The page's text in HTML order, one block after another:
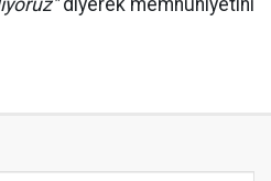
diyerek memnuniyetini